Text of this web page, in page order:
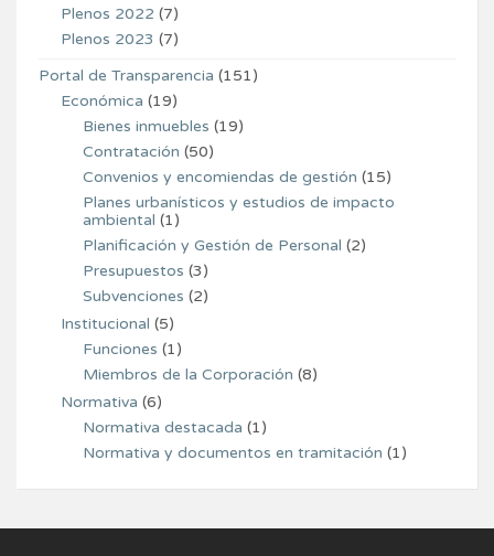
Plenos 2022 (7)
Plenos 2023 (7)
Portal de Transparencia (151)
Económica (19)
Bienes inmuebles (19)
Contratación (50)
Convenios y encomiendas de gestión (15)
Planes urbanísticos y estudios de impacto
ambiental (1)
Planificación y Gestión de Personal (2)
Presupuestos (3)
Subvenciones (2)
Institucional (5)
Funciones (1)
Miembros de la Corporación (8)
Normativa (6)
Normativa destacada (1)
Normativa y documentos en tramitación (1)